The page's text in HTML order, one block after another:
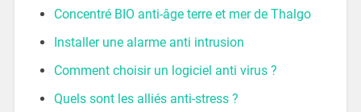
Concentré BIO anti-âge terre et mer de Thalgo
Installer une alarme anti intrusion
Comment choisir un logiciel anti virus ?
Quels sont les alliés anti-stress ?